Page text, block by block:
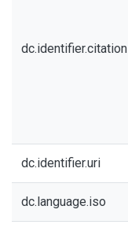
dc.identifier.citation
dc.identifier.uri
dc.language.iso